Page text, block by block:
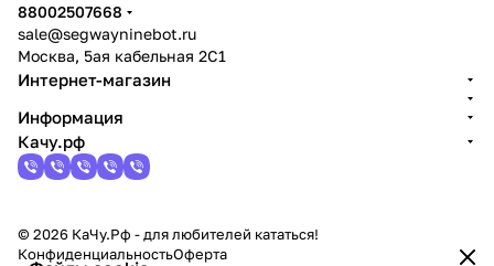
88002507668
sale@segwayninebot.ru
Москва, 5ая кабельная 2С1
Интернет-магазин
Информация
Качу.рф
© 2026 КаЧу.Рф - для любителей кататься!
КонфиденциальностьОферта